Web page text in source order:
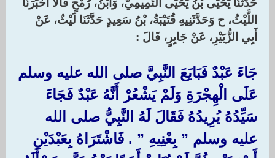
حَدَّثَنَا يَحْيَى بْنُ يَحْيَى التَّمِيمِيُّ، وَابْنُ، رُمْحٍ قَالاَ أَخْبَرَنَا
اللَّيْثُ، ح وَحَدَّثَنِيهِ قُتَيْبَةُ، بْنُ سَعِيدٍ حَدَّثَنَا لَيْثٌ، عَنْ
أَبِي الزُّبَيْرِ، عَنْ جَابِرٍ، قَالَ :‏
جَاءَ عَبْدٌ فَبَايَعَ النَّبِيَّ صلى الله عليه وسلم
عَلَى الْهِجْرَةِ وَلَمْ يَشْعُرْ أَنَّهُ عَبْدٌ فَجَاءَ
سَيِّدُهُ يُرِيدُهُ فَقَالَ لَهُ النَّبِيُّ صلى الله
عليه وسلم ‏”‏ بِعْنِيهِ ‏”‏ ‏.‏ فَاشْتَرَاهُ بِعَبْدَيْنِ